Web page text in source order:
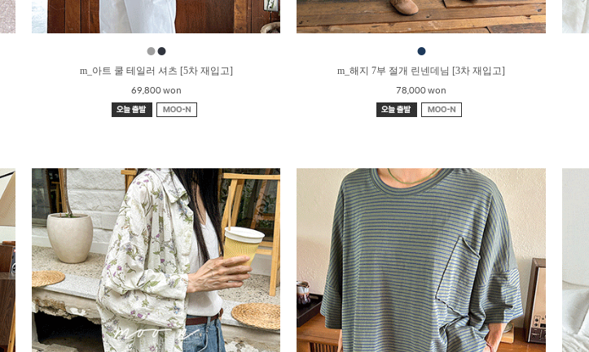
●●
m_아트 쿨 테일러 셔츠 [5차 재입고]
69,800 won
●
m_해지 7부 절개 린넨데님 [3차 재입고]
78,000 won